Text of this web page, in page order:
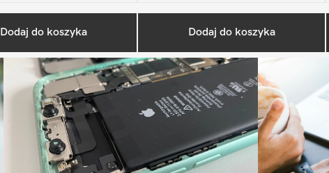
Dodaj do koszyka Dodaj do koszyka
Ostatnio na blogu